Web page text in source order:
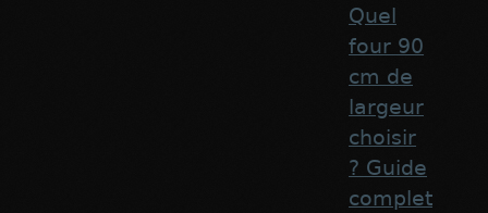
Quel
four 90
cm de
largeur
choisir
? Guide
complet